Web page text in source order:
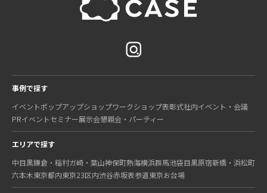
事例で探す
イベントポップアップショップワークショップ表彰式社内イベント・会議
PRイベントセミナー展示会懇親会・パーティー
エリアで探す
中目黒鎌倉・稲村ガ崎・葉山神保町熱海横浜群馬池袋目黒原宿新橋・浜松町
六本木東京都内東京23区内渋谷赤坂表参道東京お台場